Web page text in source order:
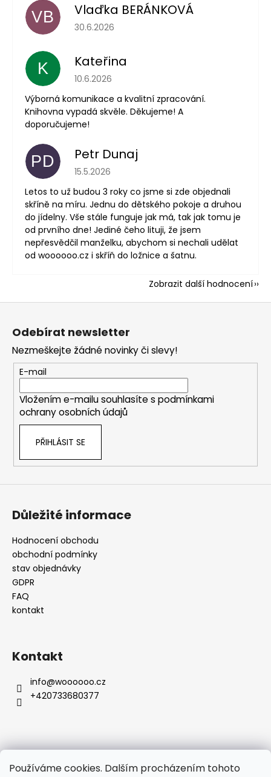
Používáme cookies. Dalším procházením tohoto
VB Vlaďka BERÁNKOVÁ
Hodnocení obchodu je 5 z 5 hvězdiček.
30.6.2026
K Kateřina
Hodnocení obchodu je 5 z 5 hvězdiček.
10.6.2026
Výborná komunikace a kvalitní zpracování.
Knihovna vypadá skvěle. Děkujeme! A
doporučujeme!
PD Petr Dunaj
Hodnocení obchodu je 5 z 5 hvězdiček.
15.5.2026
Letos to už budou 3 roky co jsme si zde objednali
skříně na míru. Jednu do dětského pokoje a druhou
do jídelny. Vše stále funguje jak má, tak jak tomu je
od prvního dne! Jediné čeho lituji, že jsem
nepřesvědčil manželku, abychom si nechali udělat
od woooooo.cz i skříň do ložnice a šatnu.
Zobrazit další hodnocení
Z
Odebírat newsletter
Nezmeškejte žádné novinky či slevy!
E-mail
Vložením e-mailu souhlasíte s podmínkami
ochrany osobních údajů
PŘIHLÁSIT SE
Důležité informace
Hodnocení obchodu
obchodní podmínky
stav objednávky
GDPR
FAQ
kontakt
Kontakt
info@woooooo.cz
+420733680377
Přijímáme online platby